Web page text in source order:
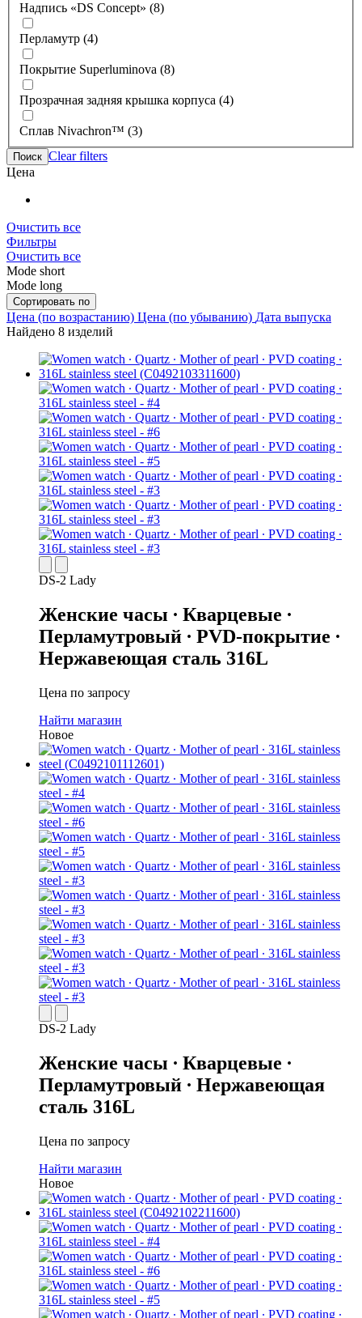
Надпись «DS Concept» (8)
Перламутр (4)
Покрытие Superluminova (8)
Прозрачная задняя крышка корпуса (4)
Сплав Nivachron™ (3)
Поиск Clear filters
Цена
Очистить все
Фильтры
Очистить все
Mode short
Mode long
Сортировать по
Цена (по возрастанию) Цена (по убыванию) Дата выпуска
Найдено 8 изделий
DS-2 Lady
Женские часы ∙ Кварцевые ∙
Перламутровый ∙ PVD-покрытие ∙
Нержавеющая сталь 316L
Цена по запросу
Найти магазин
Новое
DS-2 Lady
Женские часы ∙ Кварцевые ∙
Перламутровый ∙ Нержавеющая
сталь 316L
Цена по запросу
Найти магазин
Новое